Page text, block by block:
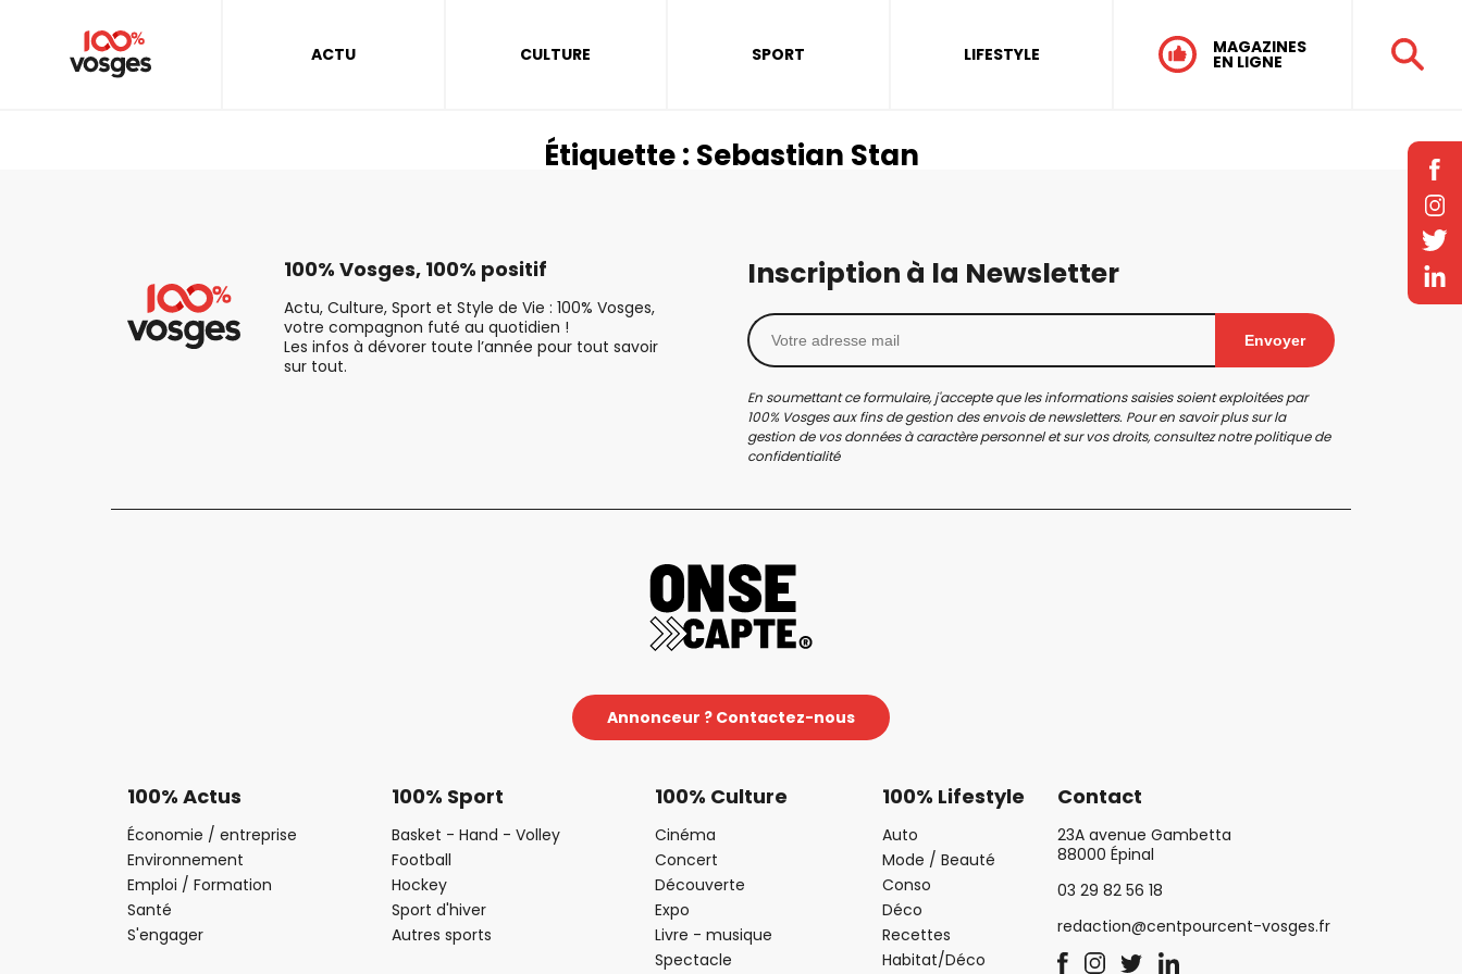
ACTU CULTURE SPORT LIFESTYLE MAGAZINES
EN LIGNE
Étiquette : Sebastian Stan
100% Vosges, 100% positif
Actu, Culture, Sport et Style de Vie : 100% Vosges,
votre compagnon futé au quotidien !
Les infos à dévorer toute l’année pour tout savoir
sur tout.
Inscription à la Newsletter
Envoyer
En soumettant ce formulaire, j'accepte que les informations saisies soient exploitées par
100% Vosges aux fins de gestion des envois de newsletters. Pour en savoir plus sur la
gestion de vos données à caractère personnel et sur vos droits, consultez notrepolitique de
confidentialité
Annonceur ? Contactez-nous
100% Actus
Économie / entreprise
Environnement
Emploi / Formation
Santé
S'engager
100% Sport
Basket - Hand - Volley
Football
Hockey
Sport d'hiver
Autres sports
100% Culture
Cinéma
Concert
Découverte
Expo
Livre - musique
Spectacle
100% Lifestyle
Auto
Mode / Beauté
Conso
Déco
Recettes
Habitat/Déco
Contact
23A avenue Gambetta
88000 Épinal
03 29 82 56 18
redaction@centpourcent-vosges.fr